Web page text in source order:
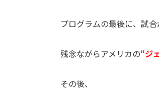
プログラムの最後に、試合
残念ながらアメリカの“ジ
その後、